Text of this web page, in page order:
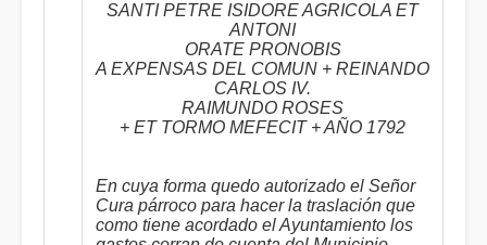
SANTI PETRE ISIDORE AGRICOLA ET
ANTONI
ORATE PRONOBIS
A EXPENSAS DEL COMUN + REINANDO
CARLOS IV.
RAIMUNDO ROSES
+ ET TORMO MEFECIT + AÑO 1792
En cuya forma quedo autorizado el Señor
Cura párroco para hacer la traslación que
como tiene acordado el Ayuntamiento los